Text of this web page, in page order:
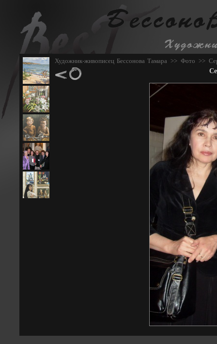
Художник-живописец Бессонова Тамара >> Фото >>